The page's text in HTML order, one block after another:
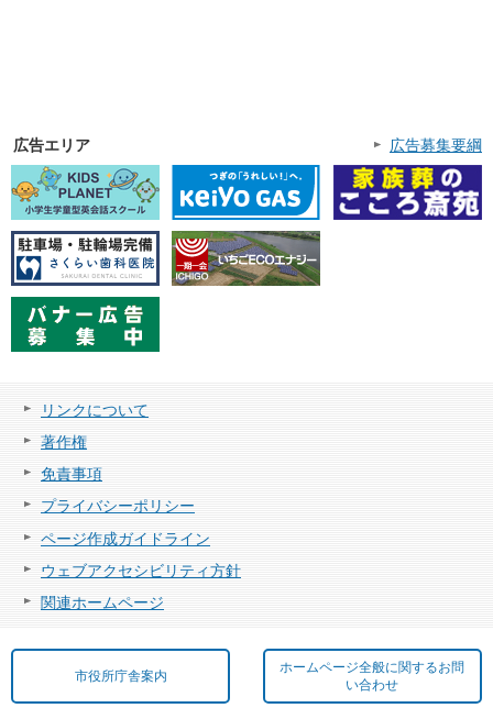
広告エリア 広告募集要綱
リンクについて
著作権
免責事項
プライバシーポリシー
ページ作成ガイドライン
ウェブアクセシビリティ方針
関連ホームページ
市役所庁舎案内
ホームページ全般に関するお問
い合わせ